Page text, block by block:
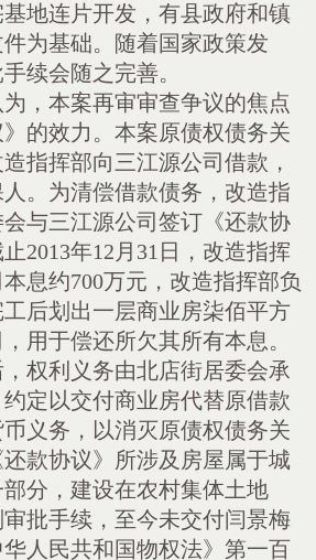
地连片开发，有县政府和镇
为基础。随着国家政策发
续会随之完善。
，本案再审审查争议的焦点
的效力。本案原债权债务关
指挥部向三江源公司借款，
。为清偿借款债务，改造指
与三江源公司签订《还款协
2013年12月31日，改造指挥
息约700万元，改造指挥部负
后划出一层商业房柒佰平方
用于偿还所欠其所有本息。
权利义务由北店街居委会承
定以交付商业房代替原借款
义务，以消灭原债权债务关
款协议》所涉及房屋属于城
分，建设在农村集体土地
审批手续，至今未交付闫景梅
人民共和国物权法》第一百